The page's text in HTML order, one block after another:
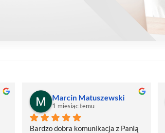
Marcin Matuszewski
1 miesiąc temu
Bardzo dobra komunikacja z Panią